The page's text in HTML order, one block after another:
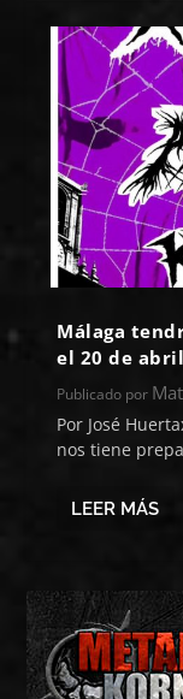
Málaga
el 20 de abril
Publicado por
Por José
nos tiene
LEER MÁS